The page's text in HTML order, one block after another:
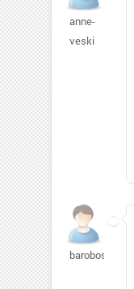
anne-
veski
baroboso953